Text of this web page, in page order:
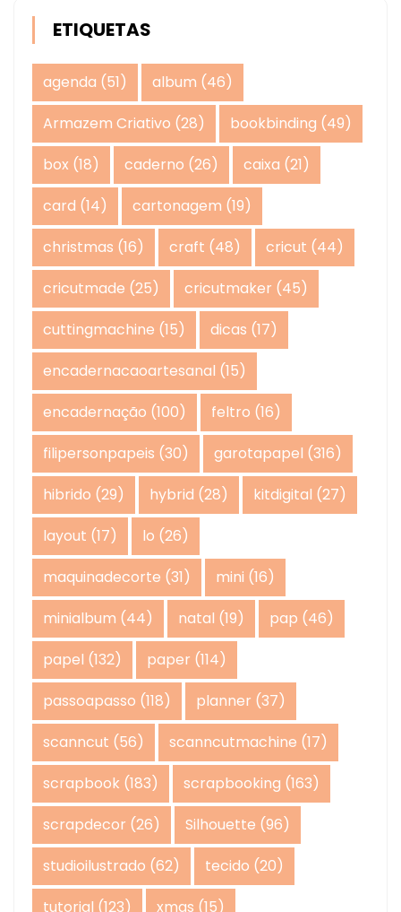
ETIQUETAS
agenda (51) album (46)
Armazem Criativo (28) bookbinding (49)
box (18) caderno (26) caixa (21)
card (14) cartonagem (19)
christmas (16) craft (48) cricut (44)
cricutmade (25) cricutmaker (45)
cuttingmachine (15) dicas (17)
encadernacaoartesanal (15)
encadernação (100) feltro (16)
filipersonpapeis (30) garotapapel (316)
hibrido (29) hybrid (28) kitdigital (27)
layout (17) lo (26)
maquinadecorte (31) mini (16)
minialbum (44) natal (19) pap (46)
papel (132) paper (114)
passoapasso (118) planner (37)
scanncut (56) scanncutmachine (17)
scrapbook (183) scrapbooking (163)
scrapdecor (26) Silhouette (96)
studioilustrado (62) tecido (20)
tutorial (123) xmas (15)